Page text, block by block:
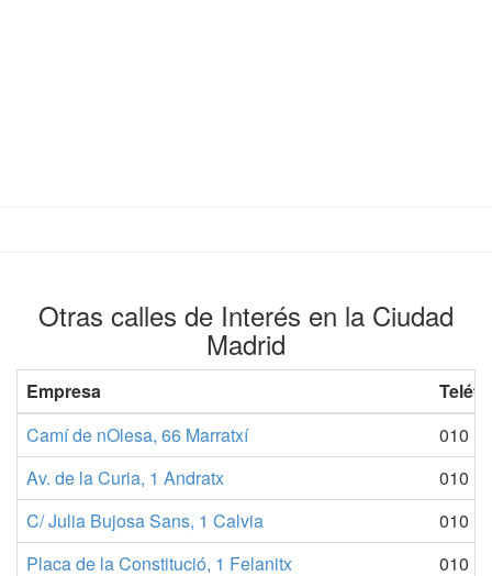
Otras calles de Interés en la Ciudad
Madrid
Empresa
Camí de nOlesa, 66 Marratxí
010
Av. de la Curia, 1 Andratx
010
C/ Julia Bujosa Sans, 1 Calvia
010
Placa de la Constitució, 1 Felanitx
010